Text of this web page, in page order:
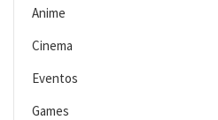
Anime
Cinema
Eventos
Games